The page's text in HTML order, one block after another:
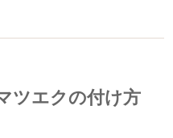
ツエクの付け方